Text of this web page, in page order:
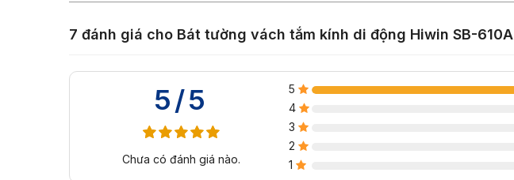
7 đánh giá cho Bát tường vách tắm kính di động Hiwin SB-610A
5/5
Chưa có đánh giá nào.
5
4
3
2
1